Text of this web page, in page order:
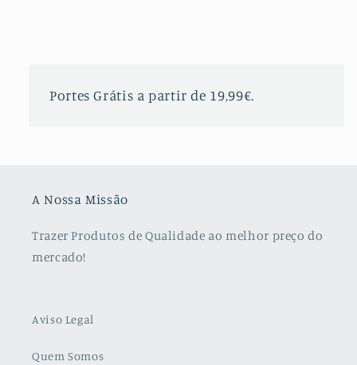
Portes Grátis a partir de 19,99€.
A Nossa Missão
Trazer Produtos de Qualidade ao melhor preço do
mercado!
Aviso Legal
Quem Somos